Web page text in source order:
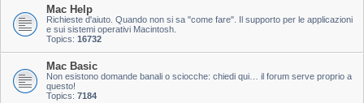
Mac Help
Richieste d'aiuto. Quando non si sa "come fare". Il supporto per le applicazioni
e sui sistemi operativi Macintosh.
Topics: 16732
Mac Basic
Non esistono domande banali o sciocche: chiedi qui… il forum serve proprio a
questo!
Topics: 7184